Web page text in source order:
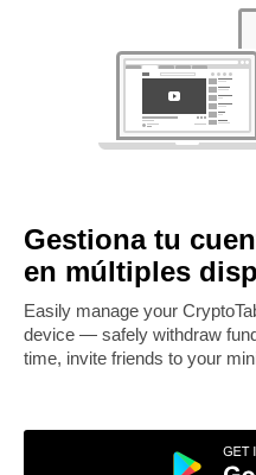
Gestiona tu
en múltiples
Easily manage your
device — safely withdraw
time, invite friends to your